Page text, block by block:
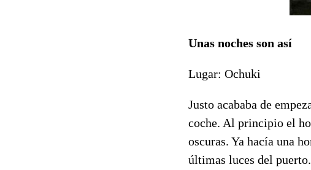
Unas noches son así
Lugar: Ochuki
Justo acababa de
coche. Al principio el
oscuras. Ya hacía una
últimas luces del